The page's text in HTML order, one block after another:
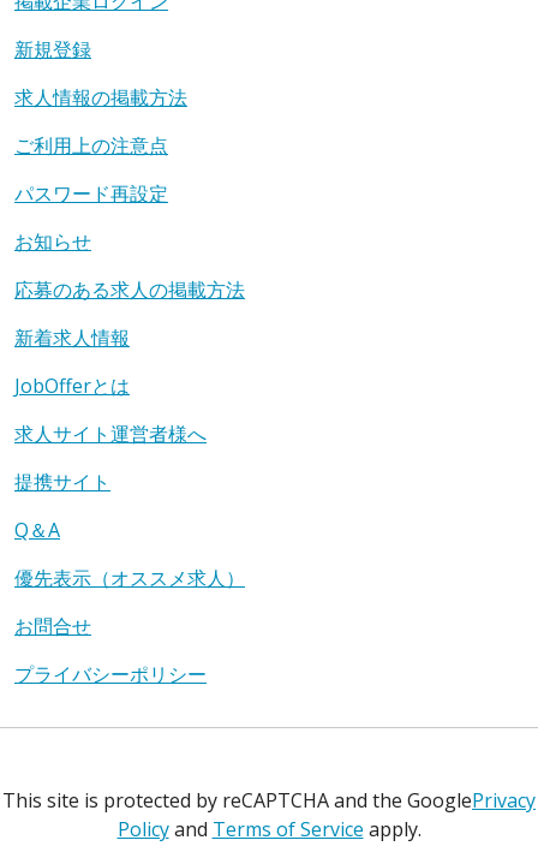
新規登録
求人情報の掲載方法
ご利用上の注意点
パスワード再設定
お知らせ
応募のある求人の掲載方法
新着求人情報
JobOfferとは
求人サイト運営者様へ
提携サイト
Q＆A
優先表示（オススメ求人）
お問合せ
プライバシーポリシー
This site is protected by reCAPTCHA and the GooglePrivacy
Policyand Terms of Service apply.